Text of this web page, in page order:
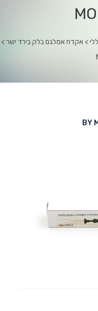
> אקדח אמלגם בלק בירד ישר >
BY